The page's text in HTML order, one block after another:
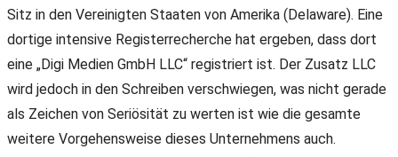
Sitz in den Vereinigten Staaten von Amerika (Delaware). Eine
dortige intensive Registerrecherche hat ergeben, dass dort
eine „Digi Medien GmbH LLC“ registriert ist. Der Zusatz LLC
wird jedoch in den Schreiben verschwiegen, was nicht gerade
als Zeichen von Seriösität zu werten ist wie die gesamte
weitere Vorgehensweise dieses Unternehmens auch.